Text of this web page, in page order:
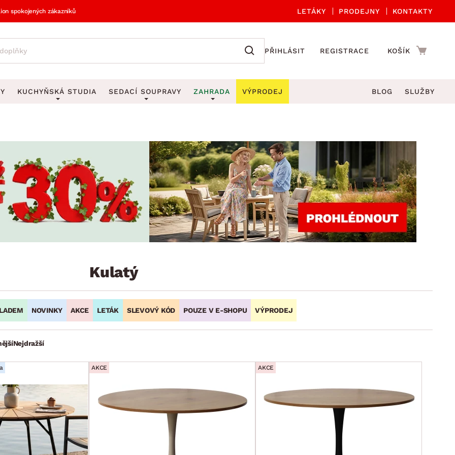
spokojených zákazníků LETÁKY PRODEJNY KONTAKTY
PŘIHLÁSIT REGISTRACE KOŠÍK
Obrazy
Hodiny
Vázy
Zobrazit vše
Věšáky na klíče
Stojany na deštníky
Stojany na noviny
Stojany na oblečení
Zobrazit vše
Kuchyňské příslušenství
Koupelnové doplňky
Zahradní doplňky
ZAHRADNÍ DOPLŇKY VÁNOCE
KUCHYŇSKÁ STUDIA SEDACÍ SOUPRAVY
Rohové sedací soupravy
Sedací soupravy 3-2-1
Sedací soupravy na míru
ZAHRADA
Zahradní židle a křesla
Zahradní lavice
Zahradní stoly
Zahradní houpačky
Zahradní lehátka
Zahradní doplňky
VÝPRODEJ BLOG SLUŽBY
Kulatý
NOVINKY AKCE LETÁK SLEVOVÝ KÓD POUZE V E-SHOPU VÝPRODEJ
Nejdražší
AKCE AKCE